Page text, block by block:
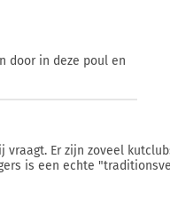
door in deze poul en
Er zijn zoveel
is een echte